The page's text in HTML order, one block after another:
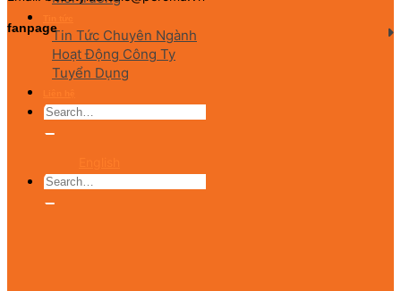
Tin Tức Chuyên Ngành
Hoạt Động Công Ty
Tuyển Dụng
fanpage